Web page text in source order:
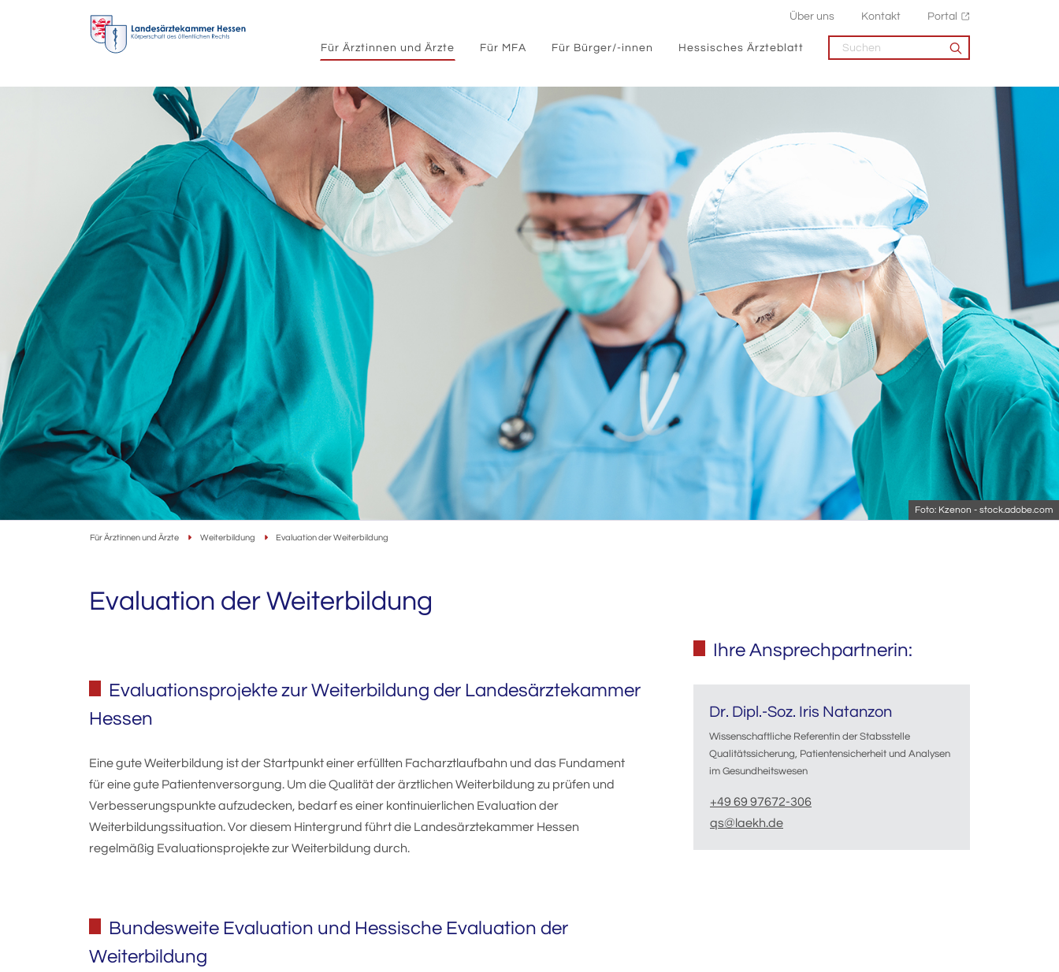
Über uns Kontakt Portal
Für Ärztinnen und Ärzte Für MFA Für Bürger/-innen Hessisches Ärzteblatt
Foto: Kzenon - stock.adobe.com
Für Ärztinnen und Ärzte Weiterbildung Evaluation der Weiterbildung
Evaluation der Weiterbildung
Evaluationsprojekte zur Weiterbildung der Landesärztekammer
Hessen
Eine gute Weiterbildung ist der Startpunkt einer erfüllten Facharztlaufbahn und das Fundament
für eine gute Patientenversorgung. Um die Qualität der ärztlichen Weiterbildung zu prüfen und
Verbesserungspunkte aufzudecken, bedarf es einer kontinuierlichen Evaluation der
Weiterbildungssituation. Vor diesem Hintergrund führt die Landesärztekammer Hessen
regelmäßig Evaluationsprojekte zur Weiterbildung durch.
Bundesweite Evaluation und Hessische Evaluation der
Weiterbildung
Ihre Ansprechpartnerin:
Dr. Dipl.-Soz. Iris Natanzon
Wissenschaftliche Referentin der Stabsstelle
Qualitätssicherung, Patientensicherheit und Analysen
im Gesundheitswesen
+49 69 97672-306
qs@laekh.de